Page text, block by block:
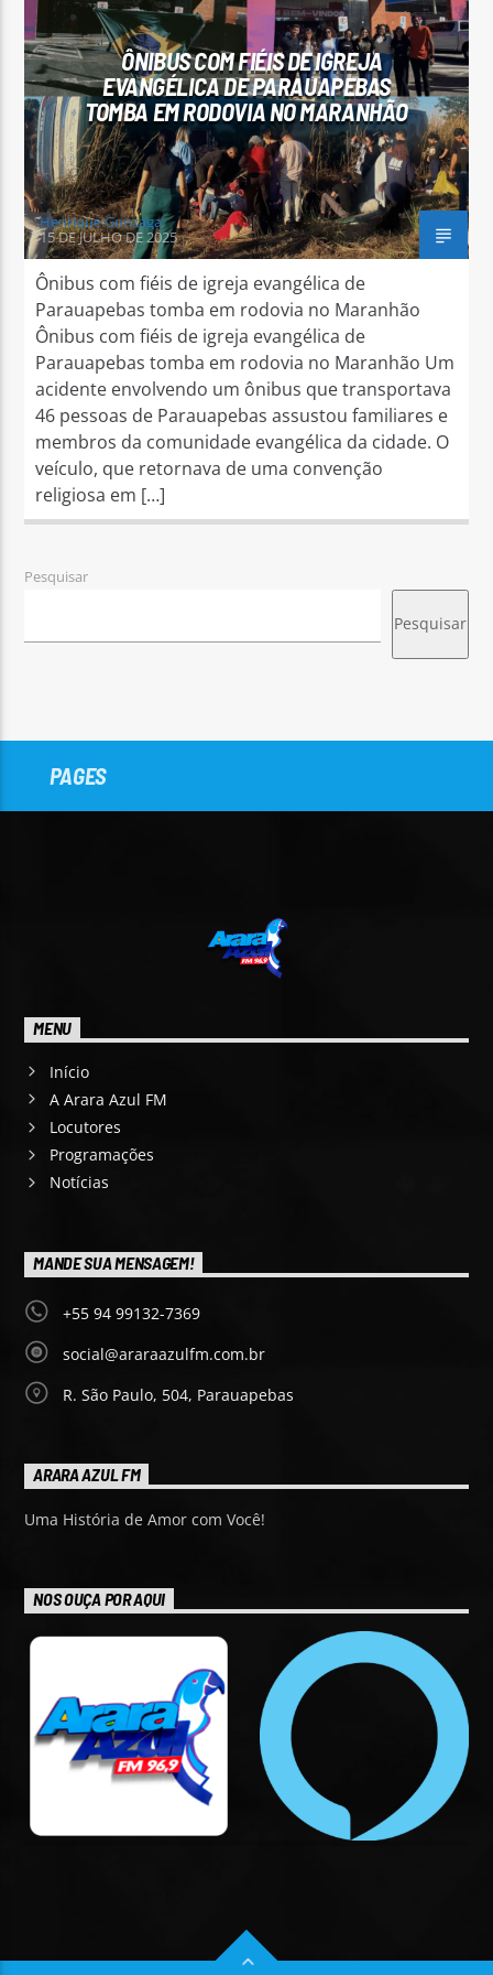
Arara Azul FM
ÔNIBUS COM FIÉIS DE IGREJA
EVANGÉLICA DE PARAUAPEBAS
TOMBA EM RODOVIA NO MARANHÃO
Henrique Gonzaga
15 DE JULHO DE 2025
Ônibus com fiéis de igreja evangélica de
Parauapebas tomba em rodovia no Maranhão
Ônibus com fiéis de igreja evangélica de
Parauapebas tomba em rodovia no Maranhão Um
acidente envolvendo um ônibus que transportava
46 pessoas de Parauapebas assustou familiares e
membros da comunidade evangélica da cidade. O
veículo, que retornava de uma convenção
religiosa em […]
Pesquisar
Pesquisar
PAGES
MENU
Início
A Arara Azul FM
Locutores
Programações
Notícias
MANDE SUA MENSAGEM!
+55 94 99132-7369
social@araraazulfm.com.br
R. São Paulo, 504, Parauapebas
ARARA AZUL FM
Uma História de Amor com Você!
NOS OUÇA POR AQUI